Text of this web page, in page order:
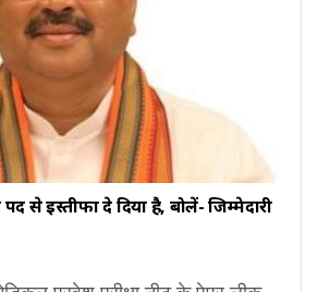
पद से इस्तीफा दे दिया है, बोलें- जिम्मेदारी